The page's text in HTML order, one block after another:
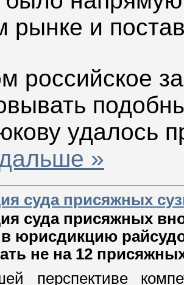
рынке и
российское
удалось
»
суда присяжных
суда присяжных
в юрисдикцию
не на 12
перспективе